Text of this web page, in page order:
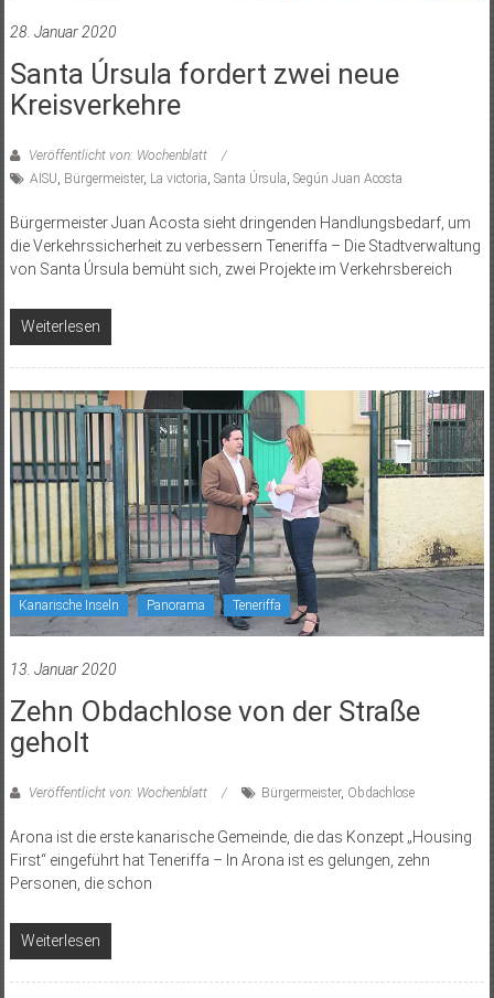
28. Januar 2020
Santa Úrsula fordert zwei neue
Kreisverkehre
Veröffentlicht von: Wochenblatt
AISU, Bürgermeister, La victoria, Santa Úrsula, Según Juan Acosta
Bürgermeister Juan Acosta sieht dringenden Handlungsbedarf, um
die Verkehrssicherheit zu verbessern Teneriffa – Die Stadtverwaltung
von Santa Úrsula bemüht sich, zwei Projekte im Verkehrsbereich
Weiterlesen
Kanarische Inseln Panorama Teneriffa
13. Januar 2020
Zehn Obdachlose von der Straße
geholt
Veröffentlicht von: Wochenblatt Bürgermeister, Obdachlose
Arona ist die erste kanarische Gemeinde, die das Konzept „Housing
First“ eingeführt hat Teneriffa – In Arona ist es gelungen, zehn
Personen, die schon
Weiterlesen